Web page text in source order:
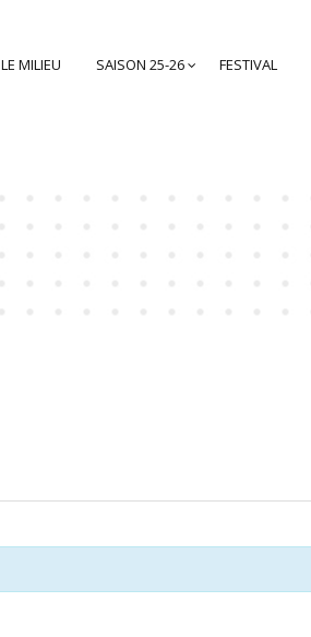
LE MILIEU SAISON 25-26 FESTIVAL